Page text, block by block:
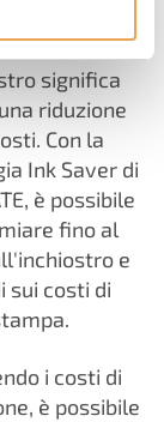
consumo di
significa
riduzione
Con la
Ink Saver di
è possibile
fino al
e
sui costi di
i costi di
è possibile